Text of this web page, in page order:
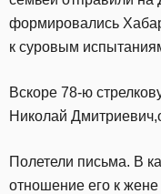
формировались
к суровым
Вскоре 78-ю
Николай
Полетели письма. В
отношение его к жене